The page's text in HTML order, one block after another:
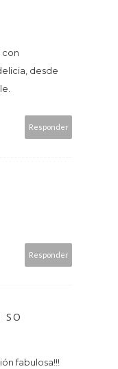
con
desde
Responder
Responder
SO
fabulosa!!!